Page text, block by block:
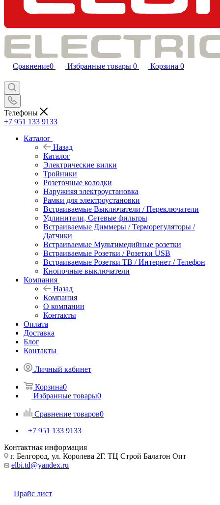
Сравнение0 Избранные товары 0 Корзина 0
Телефоны
+7 951 133 9133
Каталог
Назад
Каталог
Электрические вилки
Тройники
Розеточные колодки
Наружняя электроустановка
Рамки для электроустановки
Встраиваемые Выключатели / Переключатели
Удлинители, Сетевые фильтры
Встраиваемые Диммеры / Терморегуляторы /
Датчики
Встраиваемые Мультимедийные розетки
Встраиваемые Розетки / Розетки USB
Встраиваемые Розетки ТВ / Интернет / Телефон
Кнопочные выключатели
Компания
Назад
Компания
О компании
Контакты
Оплата
Доставка
Блог
Контакты
Личный кабинет
Корзина0
Избранные товары0
Сравнение товаров0
+7 951 133 9133
Контактная информация
г. Белгород, ул. Королева 2Г. ТЦ Строй Балатон Опт
elbi.td@yandex.ru
Прайс лист